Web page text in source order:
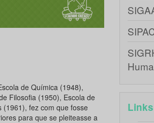
de Química (1948),
Filosofia (1950), Escola de
(1961), fez com que fosse
para que se pleiteasse a